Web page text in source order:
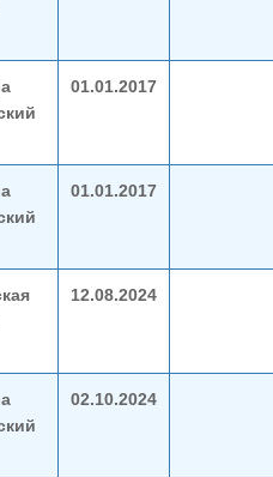
01.01.2017
01.01.2017
12.08.2024
02.10.2024